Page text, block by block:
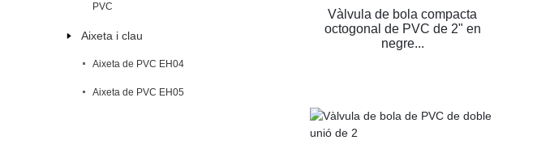
PVC
Aixeta i clau
Aixeta de PVC EH04
Aixeta de PVC EH05
Vàlvula de bola compacta
octogonal de PVC de 2" en
negre...